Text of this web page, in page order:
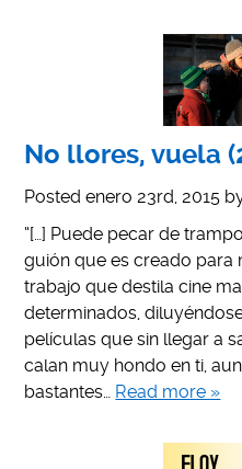
No llores, vuela
Postedenero 23rd, 2015
“[…] Puede pecar de
guión que es creado para
trabajo que destila cine
determinados,
películas que sin llegar a
calan muy hondo en ti,
bastantes… Read more »